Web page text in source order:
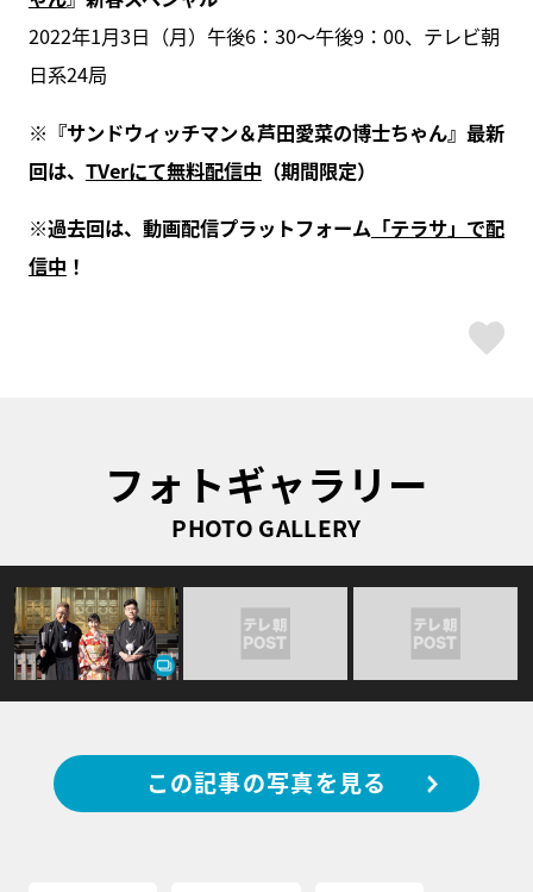
2022年1月3日（月）午後6：30～午後9：00、テレビ朝
日系24局
※『サンドウィッチマン＆芦田愛菜の博士ちゃん』最新
回は、 TVerにて無料配信中 （期間限定）
※過去回は、動画配信プラットフォーム「テラサ」で配
信中 ！
フォトギャラリー
PHOTO GALLERY
この記事の写真を見る